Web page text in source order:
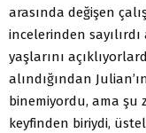
arasında değişen
incelerinden
yaşlarını
alındığından
binemiyordu, ama şu
keyfinden biriydi,